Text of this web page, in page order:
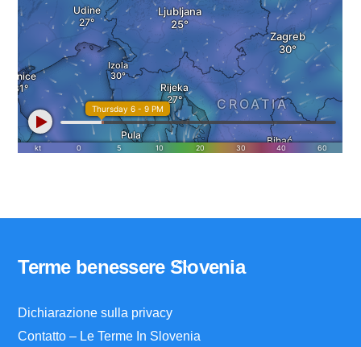
Back
Terme benessere Slovenia
Dichiarazione sulla privacy
Contatto – Le Terme In Slovenia